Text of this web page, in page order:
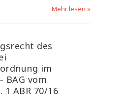
Mehr lesen »
des
im
BAG vom
1 ABR 70/16